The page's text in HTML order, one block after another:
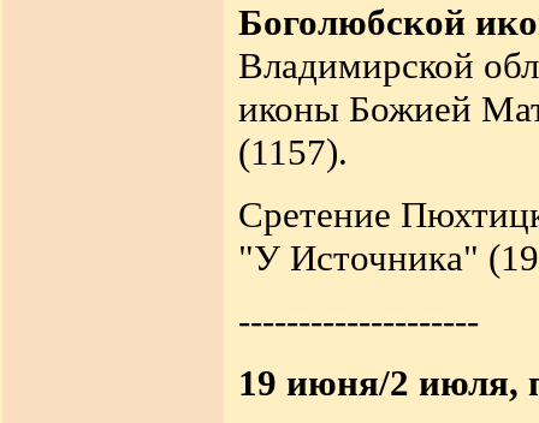
Боголюбской
Владимирской
иконы Божией
(1157).
Сретение
"У Источника"
--------------------
19 июня/2 июля,